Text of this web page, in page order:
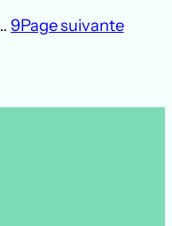
9Page suivante